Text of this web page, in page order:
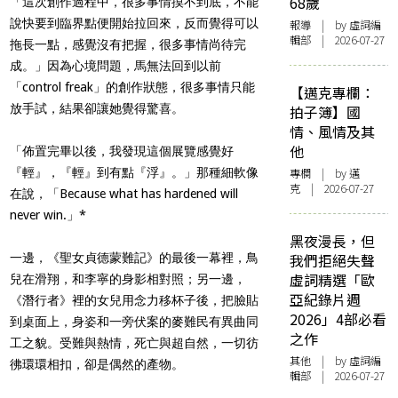
說快要到臨界點便開始拉回來，反而覺得可以
拖長一點，感覺沒有把握，很多事情尚待完
成。」因為心境問題，馬無法回到以前
「control freak」的創作狀態，很多事情只能
放手試，結果卻讓她覺得驚喜。
「佈置完畢以後，我發現這個展覽感覺好
『輕』，『輕』到有點『浮』。」那種細軟像
在說，「Because what has hardened will
never win.」*
一邊，《聖女貞德蒙難記》的最後一幕裡，鳥
兒在滑翔，和李寧的身影相對照；另一邊，
《潛行者》裡的女兒用念力移杯子後，把臉貼
到桌面上，身姿和一旁伏案的麥難民有異曲同
工之貌。受難與熱情，死亡與超自然，一切彷
彿環環相扣，卻是偶然的產物。
報導 | by 虛詞編
輯部 | 2026-07-27
【邁克專欄：
拍子簿】國
情、風情及其
他
專欄 | by邁
克 | 2026-07-27
黑夜漫長，但
我們拒絕失聲
虛詞精選「歐
亞紀錄片週
2026」4部必看
之作
其他 | by 虛詞編
輯部 | 2026-07-27